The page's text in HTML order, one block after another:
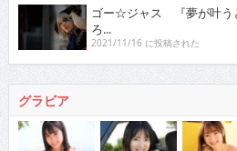
ゴー☆ジャス 『夢が叶う
ろ...
2021/11/16 に投稿された
グラビア